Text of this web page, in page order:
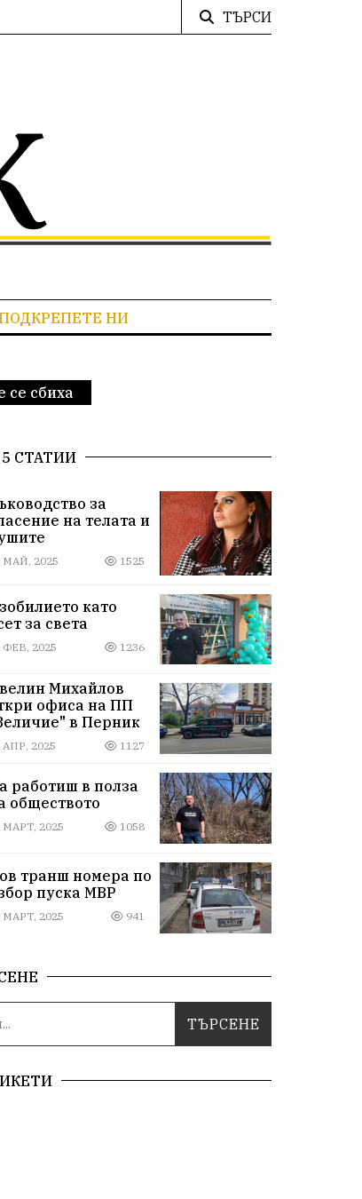
ТЪРСИ
НИ
се сбиха
СТАТИИ
за
на телата и
МАЙ, 2025 1525
като
за света
ФЕВ, 2025 1236
Михайлов
офиса на ПП
в Перник
АПР, 2025 1127
работиш в полза
обществото
МАРТ, 2025 1058
транш номера по
пуска МВР
МАРТ, 2025 941